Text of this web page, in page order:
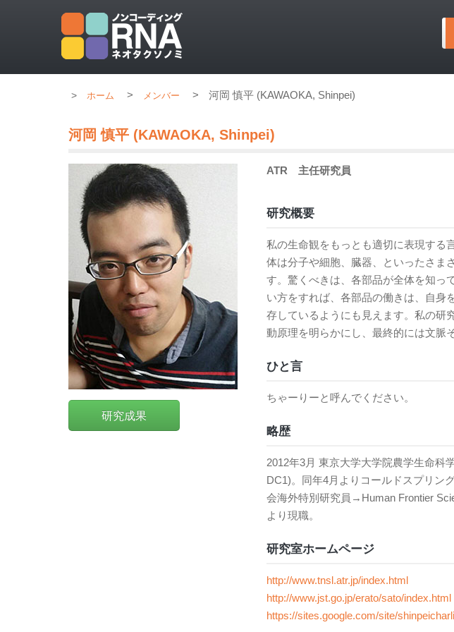
ホーム > メンバー > 河岡 慎平 (KAWAOKA, Shinpei)
河岡 慎平 (KAWAOKA, Shinpei)
研究成果
ATR 主任研究員
研究概要
私の生命観をもっとも適切に表現する
体は分子や細胞、臓器、といったさま
す。驚くべきは、各部品が全体を知っ
い方をすれば、各部品の働きは、自
存しているようにも見えます。私の研
動原理を明らかにし、最終的には文脈
ひと言
ちゃーりーと呼んでください。
略歴
2012年3月 東京大学大学院農学生命科
DC1)。同年4月よりコールドスプリン
会海外特別研究員→Human Frontier
より現職。
研究室ホームページ
http://www.tnsl.atr.jp/index.html
http://www.jst.go.jp/erato/sato/index.html
https://sites.google.com/site/